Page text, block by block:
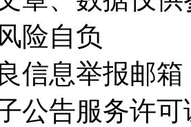
险自负
信息举报邮箱
告服务许可